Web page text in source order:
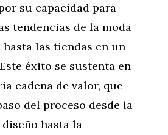
su capacidad para
tendencias de la moda
hasta las tiendas en un
éxito se sustenta en
cadena de valor, que
del proceso desde la
hasta la